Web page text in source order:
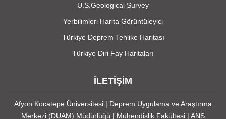
U.S.Geological Survey
Yerbilimleri Harita Görüntüleyici
Türkiye Deprem Tehlike Haritası
Türkiye Diri Fay Haritaları
İLETİŞİM
Afyon Kocatepe Üniversitesi | Deprem Uygulama ve Araştırma
Merkezi (DUAM) Müdürlüğü | Mühendislik Fakültesi | ANS